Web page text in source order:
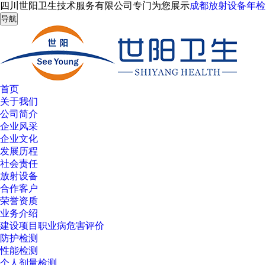
四川世阳卫生技术服务有限公司专门为您展示成都放射设备年检
导航
首页
关于我们
公司简介
企业风采
企业文化
发展历程
社会责任
放射设备
合作客户
荣誉资质
业务介绍
建设项目职业病危害评价
防护检测
性能检测
个人剂量检测